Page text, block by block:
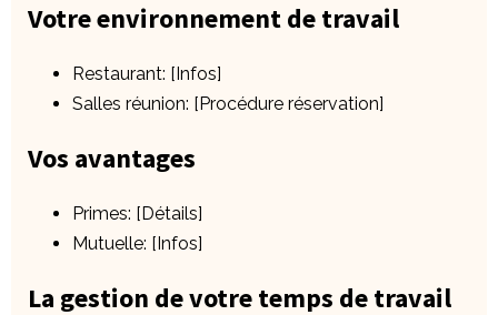
Votre environnement de travail
Restaurant: [Infos]
Salles réunion: [Procédure réservation]
Vos avantages
Primes: [Détails]
Mutuelle: [Infos]
La gestion de votre temps de travail